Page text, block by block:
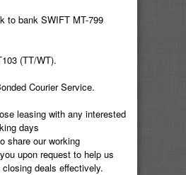
to bank SWIFT MT-799
(TT/WT).
Courier Service.
leasing with any interested
days
share our working
upon request to help us
deals effectively.